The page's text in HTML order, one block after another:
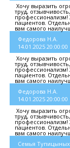
Хочу выразить
труд,
профессионализм!
пациентов.
вам самого
Федорова Н.А.
14.01.2025 20:00:00
Хочу выразить
труд,
профессионализм!
пациентов.
вам самого
Федорова Н.А.
14.01.2025 20:00:00
Хочу выразить
труд,
профессионализм!
пациентов.
вам самого
Семья Тупицыных